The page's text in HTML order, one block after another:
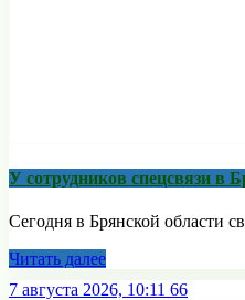
У сотрудников спецсвязи в
Сегодня в Брянской области
Читать далее
7 августа 2026, 10:11 66